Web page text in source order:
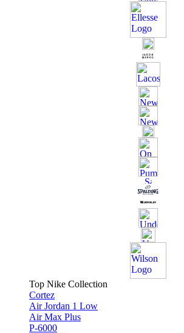
Top Nike Collection
Cortez
Air Jordan 1 Low
Air Max Plus
P-6000